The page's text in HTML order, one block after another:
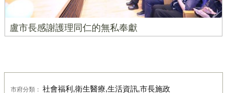
盧市長感謝護理同仁的無私奉獻
市府分類： 社會福利,衛生醫療,生活資訊,市長施政